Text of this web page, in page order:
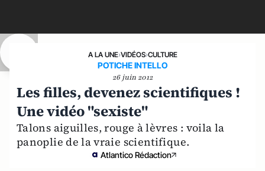
A LA UNE›VIDÉOS›CULTURE
POTICHE INTELLO
26 juin 2012
Les filles, devenez scientifiques !
Une vidéo "sexiste"
Talons aiguilles, rouge à lèvres : voila la
panoplie de la vraie scientifique.
Atlantico Rédaction